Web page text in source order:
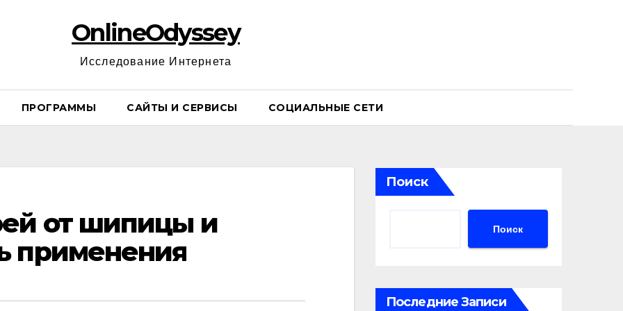
OnlineOdyssey
Исследование Интернета
ПРОГРАММЫ САЙТЫ И СЕРВИСЫ СОЦИАЛЬНЫЕ СЕТИ
от шипицы и
применения
Поиск
Поиск
Последние Записи